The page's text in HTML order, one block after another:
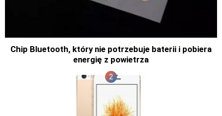
Chip Bluetooth, który nie potrzebuje baterii i pobiera
energię z powietrza